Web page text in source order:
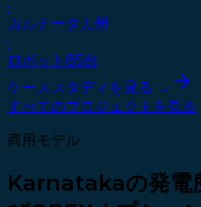
·
カルナータカ州
·
ロボット85台
ケーススタディを見る →
すべてのプロジェクトを見る
商用モデル
Karnatakaの発電